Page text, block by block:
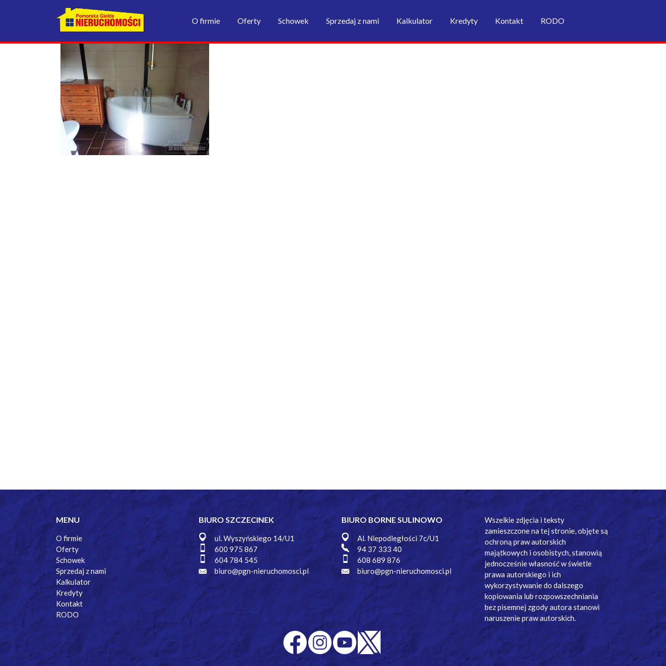
O firmie Oferty Schowek Sprzedaj z nami Kalkulator Kredyty Kontakt RODO
MENU
O firmie
Oferty
Schowek
Sprzedaj z nami
Kalkulator
Kredyty
Kontakt
RODO
BIURO SZCZECINEK
ul. Wyszyńskiego 14/U1
600 975 867
604 784 545
biuro@pgn-nieruchomosci.pl
BIURO BORNE SULINOWO
Al. Niepodległości 7c/U1
94 37 333 40
608 689 876
biuro@pgn-nieruchomosci.pl
Wszelkie zdjęcia i teksty
zamieszczone na tej stronie, objęte są
ochroną praw autorskich
majątkowych i osobistych, stanowią
jednocześnie własność w świetle
prawa autorskiego i ich
wykorzystywanie do dalszego
kopiowania lub rozpowszechniania
bez pisemnej zgody autora stanowi
naruszenie praw autorskich.